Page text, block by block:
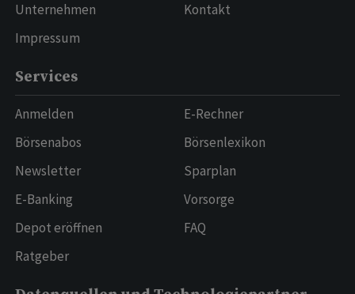
Unternehmen
Impressum
Kontakt
Services
Anmelden
Börsenabos
Newsletter
E-Banking
Depot eröffnen
Ratgeber
E-Rechner
Börsenlexikon
Sparplan
Vorsorge
FAQ